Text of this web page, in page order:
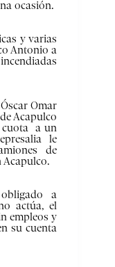
ocasión.
y varias
Antonio a
Omar
Acapulco
cuota a un
le
de
a
actúa, el
empleos y
su cuenta